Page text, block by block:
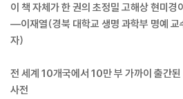
이 책 자체가 한 권의 초정밀 고해상 현미경
―이재열(경북 대학교 생명 과학부 명예 교
자)
전 세계 10개국에서 10만 부 가까이 출간
사전